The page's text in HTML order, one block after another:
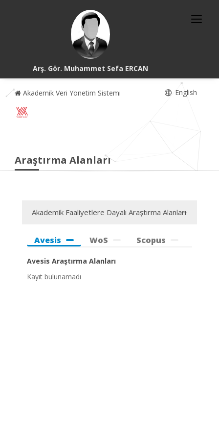
Arş. Gör. Muhammet Sefa ERCAN
Akademik Veri Yönetim Sistemi English
Araştırma Alanları
Akademik Faaliyetlere Dayalı Araştırma Alanları
Avesis WoS Scopus
Avesis Araştırma Alanları
Kayıt bulunamadı